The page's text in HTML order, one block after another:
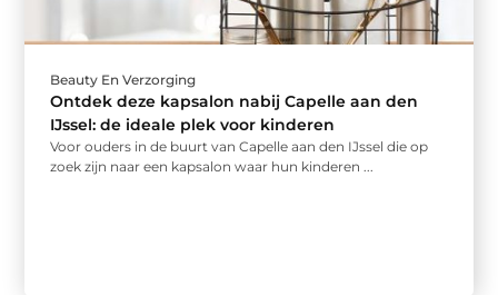
Beauty En Verzorging
Ontdek deze kapsalon nabij Capelle aan den
IJssel: de ideale plek voor kinderen
Voor ouders in de buurt van Capelle aan den IJssel die op
zoek zijn naar een kapsalon waar hun kinderen ...